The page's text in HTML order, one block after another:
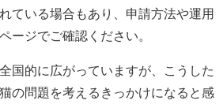
ている場合もあり、申請方法や運用
ージでご確認ください。
国的に広がっていますが、こうした
の問題を考えるきっかけになると感